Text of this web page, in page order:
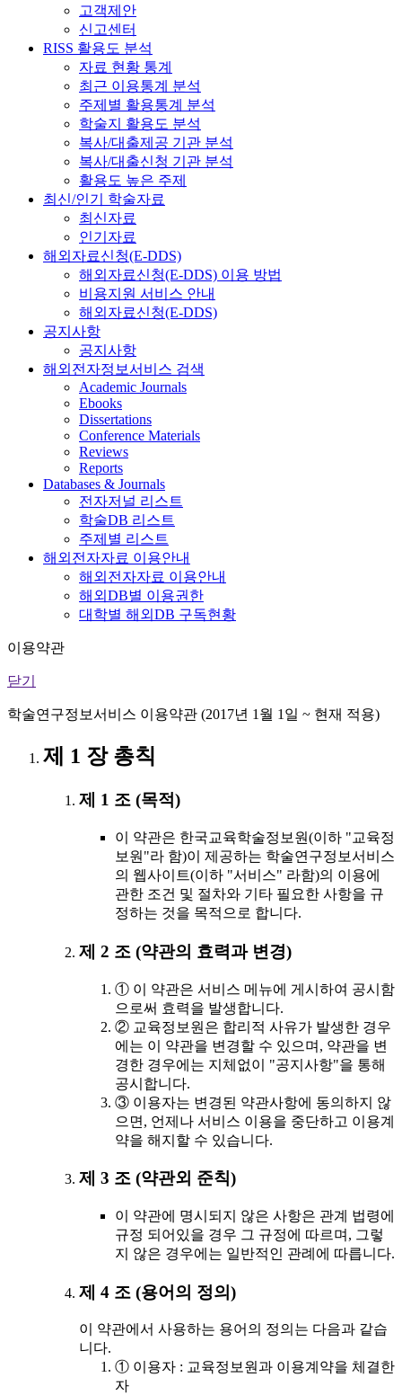
고객제안
신고센터
RISS 활용도 분석
자료 현황 통계
최근 이용통계 분석
주제별 활용통계 분석
학술지 활용도 분석
복사/대출제공 기관 분석
복사/대출신청 기관 분석
활용도 높은 주제
최신/인기 학술자료
최신자료
인기자료
해외자료신청(E-DDS)
해외자료신청(E-DDS) 이용 방법
비용지원 서비스 안내
해외자료신청(E-DDS)
공지사항
공지사항
해외전자정보서비스 검색
Academic Journals
Ebooks
Dissertations
Conference Materials
Reviews
Reports
Databases & Journals
전자저널 리스트
학술DB 리스트
주제별 리스트
해외전자자료 이용안내
해외전자자료 이용안내
해외DB별 이용권한
대학별 해외DB 구독현황
이용약관
닫기
학술연구정보서비스 이용약관 (2017년 1월 1일 ~ 현재 적용)
제 1 장 총칙
제 1 조 (목적)
이 약관은 한국교육학술정보원(이하 "교육정
보원"라 함)이 제공하는 학술연구정보서비스
의 웹사이트(이하 "서비스" 라함)의 이용에
관한 조건 및 절차와 기타 필요한 사항을 규
정하는 것을 목적으로 합니다.
제 2 조 (약관의 효력과 변경)
① 이 약관은 서비스 메뉴에 게시하여 공시함
으로써 효력을 발생합니다.
② 교육정보원은 합리적 사유가 발생한 경우
에는 이 약관을 변경할 수 있으며, 약관을 변
경한 경우에는 지체없이 "공지사항"을 통해
공시합니다.
③ 이용자는 변경된 약관사항에 동의하지 않
으면, 언제나 서비스 이용을 중단하고 이용계
약을 해지할 수 있습니다.
제 3 조 (약관외 준칙)
이 약관에 명시되지 않은 사항은 관계 법령에
규정 되어있을 경우 그 규정에 따르며, 그렇
지 않은 경우에는 일반적인 관례에 따릅니다.
제 4 조 (용어의 정의)
이 약관에서 사용하는 용어의 정의는 다음과 같습
니다.
① 이용자 : 교육정보원과 이용계약을 체결한
자